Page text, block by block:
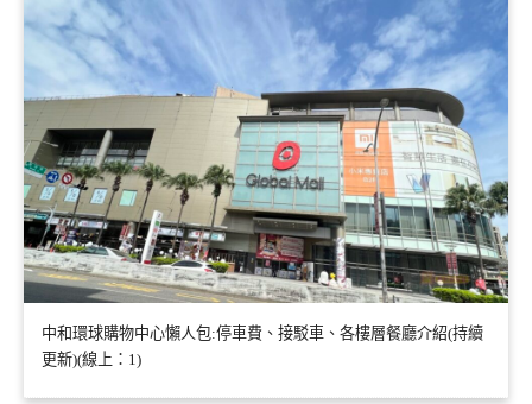
中和環球購物中心懶人包:停車費、接駁車、各樓層餐廳介紹(持續
更新)(線上：1)